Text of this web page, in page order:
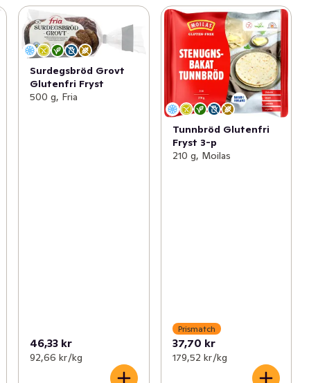
Surdegsbröd Grovt
Glutenfri Fryst
500 g, Fria
46,33 kr
92,66 kr /kg
Tunnbröd Glutenfri
Fryst 3-p
210 g, Moilas
Prismatch
37,70 kr
179,52 kr /kg